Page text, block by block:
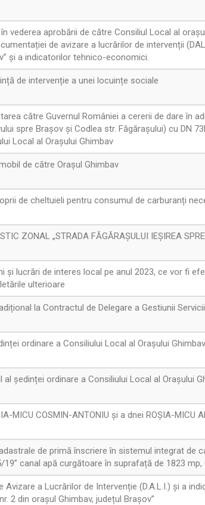
vederea aprobării de către Consiliul Local al
de avizare a lucrărilor de intervenții
și a indicatorilor tehnico-economici.
de intervenție a unei locuințe sociale
către Guvernul României a cererii de dare în
spre Brașov și Codlea str. Făgărașului) cu DN
Local al Orașului Ghimbav
de către Orașul Ghimbav
de cheltuieli pentru consumul de carburanți
ZONAL „STRADA FĂGĂRAȘULUI IEȘIREA
și lucrări de interes local pe anul 2023, ce vor fi
ulterioare
la Contractul de Delegare a Gestiunii
ordinare a Consiliului Local al Orașului
ședinței ordinare a Consiliului Local al Orașului
MICU COSMIN-ANTONIU și a dnei ROȘIA-MICU
de primă înscriere în sistemul integrat de
19” canal apă curgătoare în suprafață de 1823
Avizare a Lucrărilor de Intervenție (D.A.L.I.) și a
2 din orașul Ghimbav, județul Brașov”